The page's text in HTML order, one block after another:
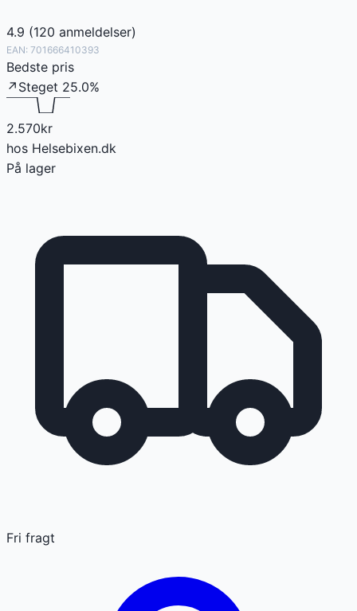
4.9 (120 anmeldelser)
EAN: 701666410393
Bedste pris
↗ Steget 25.0%
2.570kr
hos Helsebixen.dk
På lager
Fri fragt